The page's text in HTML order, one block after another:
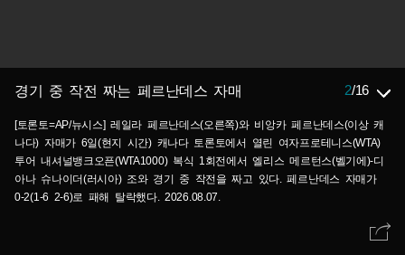
경기 중 작전 짜는 페르난데스 자매 2/16
[토론토=AP/뉴시스] 레일라 페르난데스(오른쪽)와 비앙카 페르난데스(이상 캐
나다) 자매가 6일(현지 시간) 캐나다 토론토에서 열린 여자프로테니스(WTA)
투어 내셔널뱅크오픈(WTA1000) 복식 1회전에서 엘리스 메르턴스(벨기에)-디
아나 슈나이더(러시아) 조와 경기 중 작전을 짜고 있다. 페르난데스 자매가
0-2(1-6 2-6)로 패해 탈락했다. 2026.08.07.